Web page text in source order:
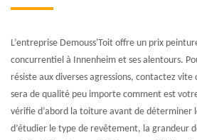
L’entreprise Demouss'Toit offre un prix
concurrentiel à Innenheim et ses alentours.
résiste aux diverses agressions, contactez
sera de qualité peu importe comment est
vérifie d’abord la toiture avant de déterminer
d’étudier le type de revêtement, la grandeur